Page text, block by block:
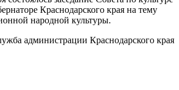
Краснодарского края на тему
народной культуры.
администрации Краснодарского края